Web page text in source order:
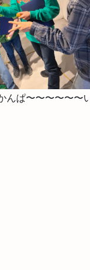
んぱ〜〜〜〜〜〜